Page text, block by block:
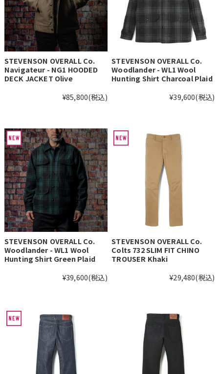
STEVENSON OVERALL Co.
Navigateur - NG1 HOODED
DECK JACKET Olive
¥85,800(税込)
STEVENSON OVERALL Co.
Woodlander - WL1 Wool
Hunting Shirt Charcoal Plaid
¥39,600(税込)
STEVENSON OVERALL Co.
Woodlander - WL1 Wool
Hunting Shirt Green Plaid
¥39,600(税込)
STEVENSON OVERALL Co.
Colts 732 SLIM FIT CHINO
TROUSER Khaki
¥29,480(税込)